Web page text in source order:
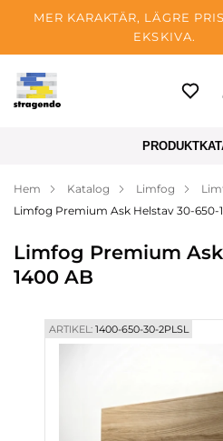
MER KARAKTÄR, LÄGRE
EKSKIVA.
Tallinn
Betalning
Blogg
Hem Katalog Limfog
Limfog Premium Ask Helstav 30-650-
Limfog Premium
1400 AB
ARTIKEL:1400-650-30-2PLSL